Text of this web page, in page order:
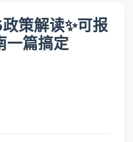
策解读✨可报
一篇搞定